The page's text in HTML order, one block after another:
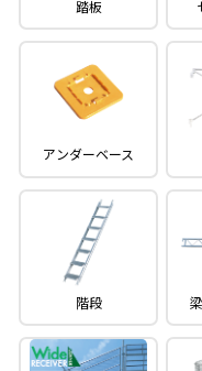
踏板
アンダーベース
階段